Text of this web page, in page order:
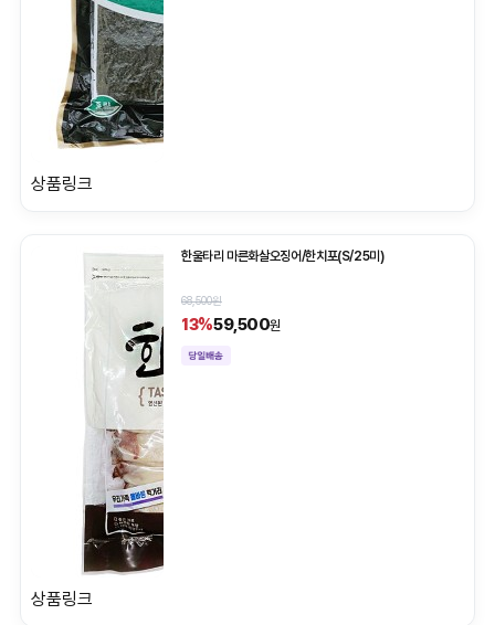
상품링크
한울타리 마른화살오징어/한치포(S/25미)
68,500원
13%59,500원
상품링크